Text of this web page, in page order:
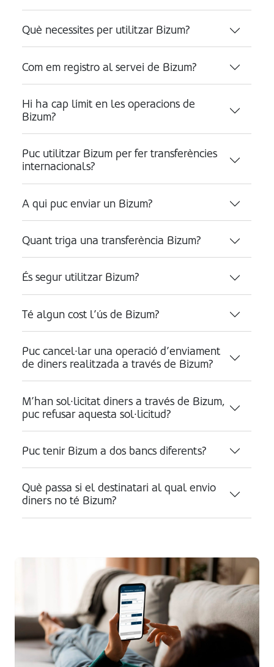
Què necessites per utilitzar Bizum?
Com em registro al servei de Bizum?
Hi ha cap límit en les operacions de
Bizum?
Puc utilitzar Bizum per fer transferències
internacionals?
A qui puc enviar un Bizum?
Quant triga una transferència Bizum?
És segur utilitzar Bizum?
Té algun cost l’ús de Bizum?
Puc cancel·lar una operació d’enviament
de diners realitzada a través de Bizum?
M’han sol·licitat diners a través de Bizum,
puc refusar aquesta sol·licitud?
Puc tenir Bizum a dos bancs diferents?
Què passa si el destinatari al qual envio
diners no té Bizum?